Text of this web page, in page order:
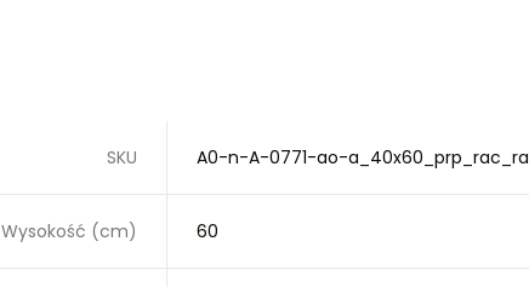
SKU A0-n-A-0771-ao-a_40x60_prp_rac_ra
Wysokość (cm) 60